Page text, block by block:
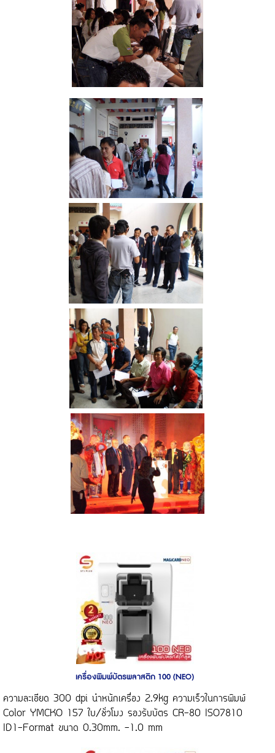
เครื่องพิมพ์บัตรพลาสติก 100 (NEO)
ความละเอียด 300 dpi นำหนักเครื่อง 2.9kg ความเร็วในการพิมพ์
Color YMCKO 157 ใบ/ชั่วโมง รองรับบัตร CR-80 ISO7810
ID1-Format ขนาด 0.30mm. -1.0 mm